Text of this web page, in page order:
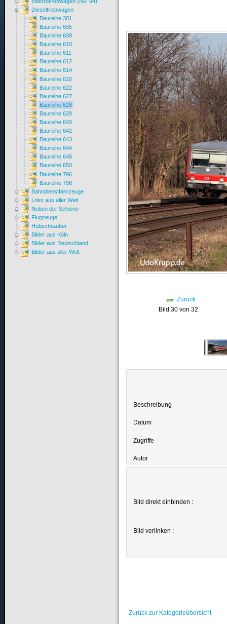
Zurück
Bild 30 von 32
Beschreibung
Datum
Zugriffe
Autor
Bild direkt einbinden :
Bild verlinken :
Zurück zur Kategorieübersicht
Dieseltriebwagen
Baureihe 301
Baureihe 605
Baureihe 609
Baureihe 610
Baureihe 611
Baureihe 612
Baureihe 614
Baureihe 620
Baureihe 622
Baureihe 627
Baureihe 628
Baureihe 629
Baureihe 640
Baureihe 642
Baureihe 643
Baureihe 644
Baureihe 648
Baureihe 650
Baureihe 796
Baureihe 798
Bahndienstfahrzeuge
Loks aus aller Welt
Neben der Schiene
Flugzeuge
Hubschrauber
Bilder aus Köln
Bilder aus Deutschland
Bilder aus aller Welt